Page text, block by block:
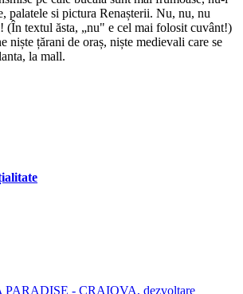
palatele si pictura Renașterii. Nu, nu, nu
(În textul ăsta, „nu" e cel mai folosit cuvânt!)
niște țărani de oraș, niște medievali care se
la mall.